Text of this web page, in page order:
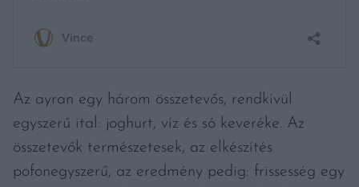
Az ayran egy három összetevős, rendkívül
egyszerű ital: joghurt, víz és só keveréke. Az
összetevők természetesek, az elkészítés
pofonegyszerű, az eredmény pedig: frissesség egy